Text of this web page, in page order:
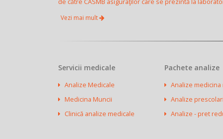
de către CASMB asiguraţilor care se prezintă la
Vezi mai mult
Servicii medicale
Analize Medicale
Medicina Muncii
Clinică analize medicale
Pachete analize
Analize medicina
Analize prescolari
Analize - pret